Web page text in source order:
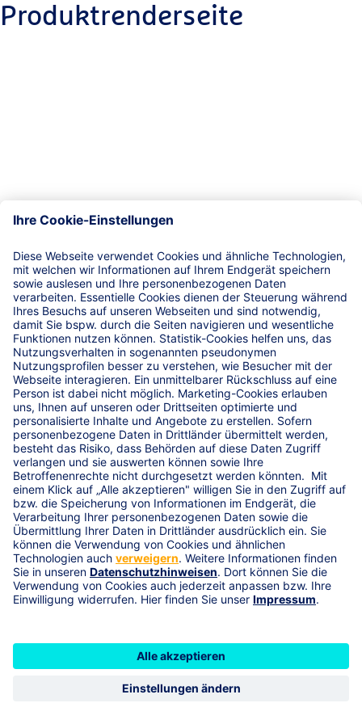
Produktrenderseite